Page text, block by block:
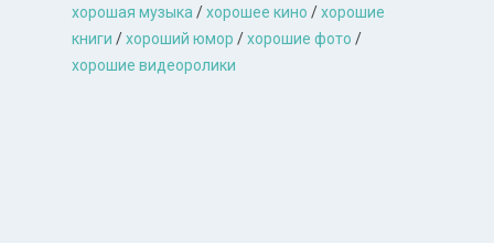
хорошая музыкa/хорошее кино /хорошие
книги /хороший юмор /хорошие фото /
хорошие видеоролики